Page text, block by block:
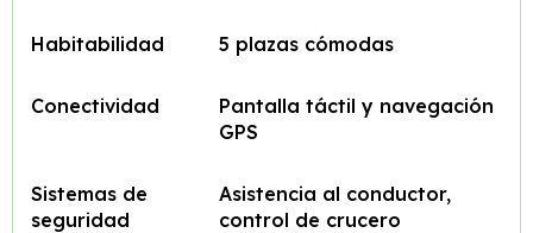
Habitabilidad 5 plazas cómodas
Conectividad
Pantalla táctil y navegación
GPS
Sistemas de
seguridad
Asistencia al conductor,
control de crucero